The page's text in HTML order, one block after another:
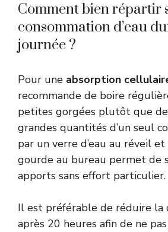
Comment bien répartir
consommation d’eau
journée ?
Pour une absorption
recommande de boire
petites gorgées plutôt que
grandes quantités d’un seul
par un verre d’eau au réveil
gourde au bureau permet de
apports sans effort particulier.
Il est préférable de réduire la
après 20 heures afin de ne pas